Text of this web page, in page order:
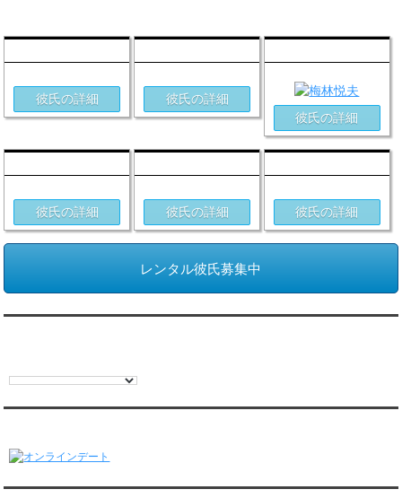
彼氏の詳細 彼氏の詳細
彼氏の詳細
彼氏の詳細 彼氏の詳細 彼氏の詳細
レンタル彼氏募集中